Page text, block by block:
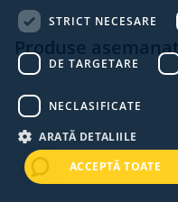
Recomandată pentru
carton, Gips Band
ușurința instalării
Documente
Fișă tehnică
Produse
STRICT NECESARE
DE TARGETARE
NECLASIFICATE
ARATĂ DETALIILE
ACCEPTĂ TOATE